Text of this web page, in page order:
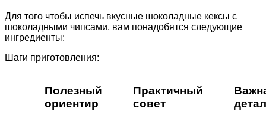
Для того чтобы испечь вкусные шоколадные кексы с
шоколадными чипсами, вам понадобятся следующие
ингредиенты:
Шаги приготовления:
Полезный
ориентир
Практичный
совет